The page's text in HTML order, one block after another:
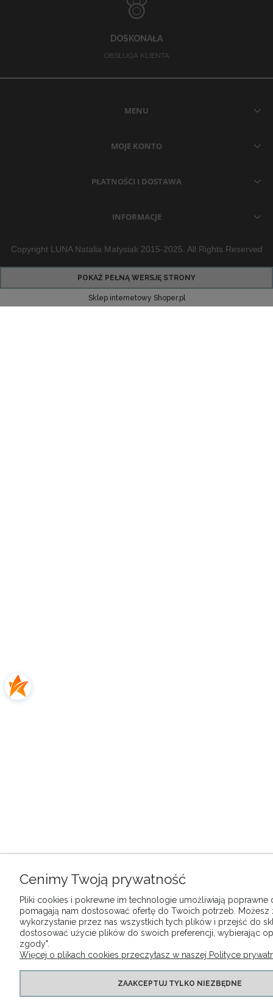
DOSKONAŁA
OBSŁUGA KLIENTA
MENU
MOJE KONTO
PŁATNOŚCI I DOSTAWA
INFORMACJE
Copyright LUNA Natalia Matysiak 2015-2025. All Rights Reserved
POKAŻ PEŁNĄ WERSJĘ STRONY
Sklep internetowy Shoper.pl
Cenimy Twoją prywatność
Pliki cookies i pokrewne im technologie umożliwiają poprawne
pomagają nam dostosować ofertę do Twoich potrzeb. Możesz
wykorzystanie przez nas wszystkich tych plików i przejść do
dostosować użycie plików do swoich preferencji, wybierając
zgody".
Więcej o plikach cookies przeczytasz w naszej Polityce
ZAAKCEPTUJ TYLKO NIEZBĘDNE